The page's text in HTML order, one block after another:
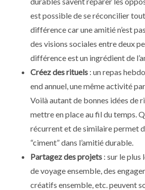
est possible de se réconcilier
différence car une amitié n’est
des visions sociales entre deux
différence est un ingrédient de
Créez des rituels : un repas
end annuel, une même activité
Voilà autant de bonnes idées de
mettre en place au fil du temps.
récurrent et de similaire permet
“ciment” dans l’amitié durable.
Partagez des projets : sur le plus
de voyage ensemble, des
créatifs ensemble, etc. peuvent